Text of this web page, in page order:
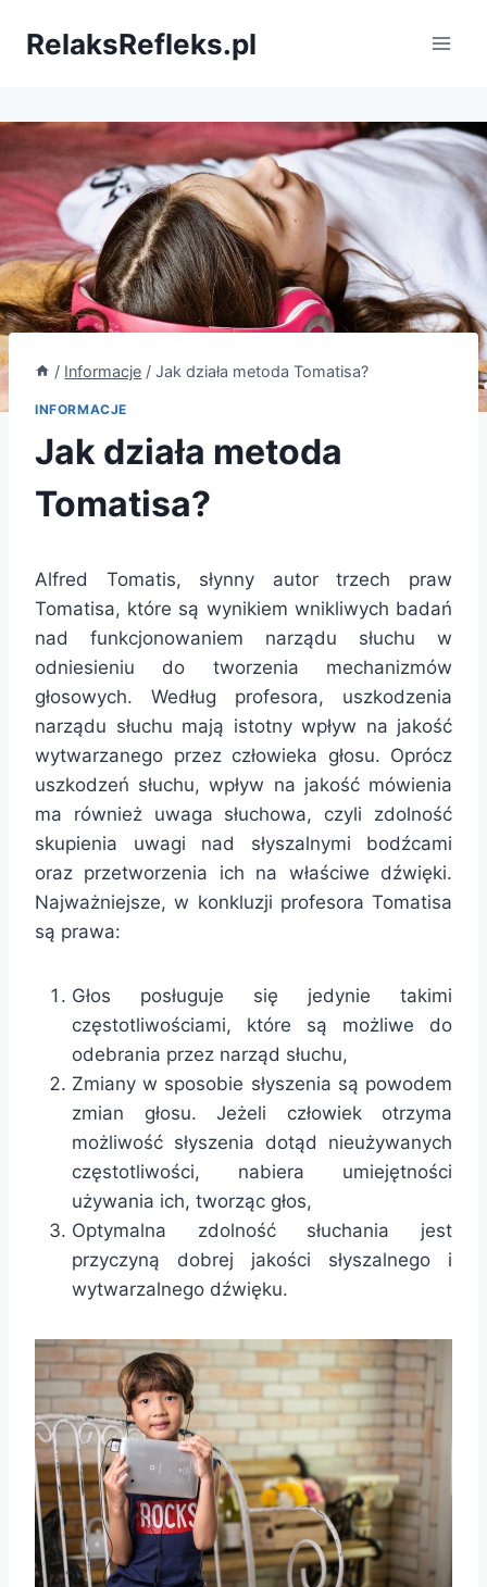
RelaksRefleks.pl
/ Informacje / Jak działa metoda Tomatisa?
INFORMACJE
Jak działa metoda
Tomatisa?
Alfred Tomatis, słynny autor trzech praw
Tomatisa, które są wynikiem wnikliwych badań
nad funkcjonowaniem narządu słuchu w
odniesieniu do tworzenia mechanizmów
głosowych. Według profesora, uszkodzenia
narządu słuchu mają istotny wpływ na jakość
wytwarzanego przez człowieka głosu. Oprócz
uszkodzeń słuchu, wpływ na jakość mówienia
ma również uwaga słuchowa, czyli zdolność
skupienia uwagi nad słyszalnymi bodźcami
oraz przetworzenia ich na właściwe dźwięki.
Najważniejsze, w konkluzji profesora Tomatisa
są prawa:
Głos posługuje się jedynie takimi
częstotliwościami, które są możliwe do
odebrania przez narząd słuchu,
Zmiany w sposobie słyszenia są powodem
zmian głosu. Jeżeli człowiek otrzyma
możliwość słyszenia dotąd nieużywanych
częstotliwości, nabiera umiejętności
używania ich, tworząc głos,
Optymalna zdolność słuchania jest
przyczyną dobrej jakości słyszalnego i
wytwarzalnego dźwięku.